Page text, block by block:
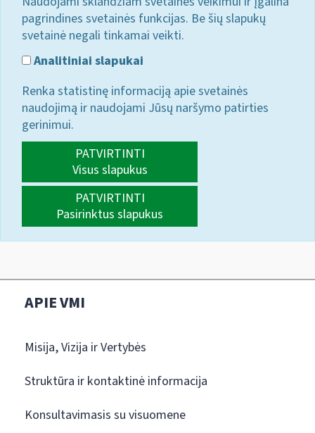
pagrindines svetainės funkcijas. Be šių slapukų
svetainė negali tinkamai veikti.
Analitiniai slapukai
Renka statistinę informaciją apie svetainės
naudojimą ir naudojami Jūsų naršymo patirties
gerinimui.
PATVIRTINTI
Visus slapukus
PATVIRTINTI
Pasirinktus slapukus
APIE VMI
Misija, Vizija ir Vertybės
Struktūra ir kontaktinė informacija
Konsultavimasis su visuomene